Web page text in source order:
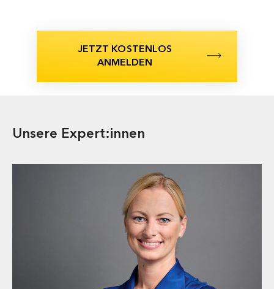
JETZT KOSTENLOS
ANMELDEN
Unsere Expert:innen